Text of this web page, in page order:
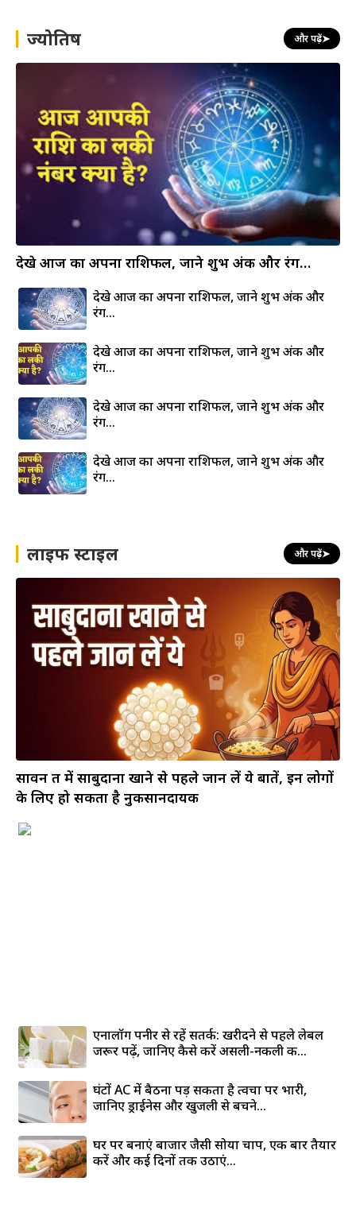
h ज्योतिष और पढ़ें➤
देखे आज का अपना राशिफल, जाने शुभ अंक और रंग…
देखे आज का अपना राशिफल, जाने शुभ अंक और
रंग…
देखे आज का अपना राशिफल, जाने शुभ अंक और
रंग…
देखे आज का अपना राशिफल, जाने शुभ अंक और
रंग…
देखे आज का अपना राशिफल, जाने शुभ अंक और
रंग…
लाइफ स्टाइल और पढ़ें➤
सावन व्रत में साबुदाना खाने से पहले जान लें ये बातें, इन लोगों
के लिए हो सकता है नुकसानदायक
एनालॉग पनीर से रहें सतर्क: खरीदने से पहले लेबल
जरूर पढ़ें, जानिए कैसे करें असली-नकली की...
घंटों AC में बैठना पड़ सकता है त्वचा पर भारी,
जानिए ड्राईनेस और खुजली से बचने...
घर पर बनाएं बाजार जैसी सोया चाप, एक बार तैयार
करें और कई दिनों तक उठाएं...